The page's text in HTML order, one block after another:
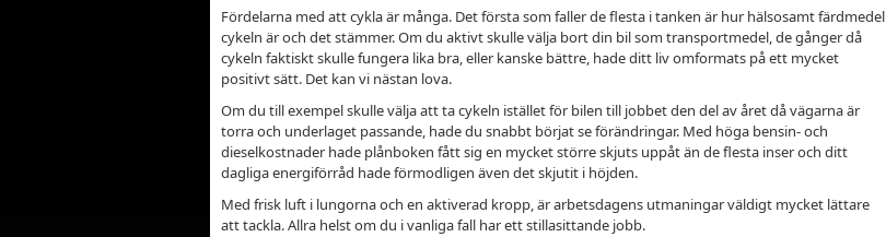
Fördelarna med att cykla är många. Det första som faller de flesta i tanken är hur hälsosamt färdmedel
cykeln är och det stämmer. Om du aktivt skulle välja bort din bil som transportmedel, de gånger då
cykeln faktiskt skulle fungera lika bra, eller kanske bättre, hade ditt liv omformats på ett mycket
positivt sätt. Det kan vi nästan lova.
Om du till exempel skulle välja att ta cykeln istället för bilen till jobbet den del av året då vägarna är
torra och underlaget passande, hade du snabbt börjat se förändringar. Med höga bensin- och
dieselkostnader hade plånboken fått sig en mycket större skjuts uppåt än de flesta inser och ditt
dagliga energiförråd hade förmodligen även det skjutit i höjden.
Med frisk luft i lungorna och en aktiverad kropp, är arbetsdagens utmaningar väldigt mycket lättare
att tackla. Allra helst om du i vanliga fall har ett stillasittande jobb.